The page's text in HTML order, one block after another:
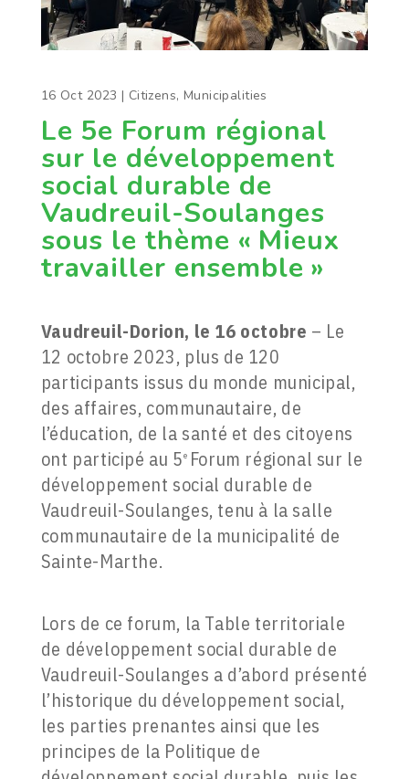
Le 5e Forum régional
sur le développement
social durable de
Vaudreuil-Soulanges
sous le thème « Mieux
travailler ensemble »
16 Oct 2023 | Citizens, Municipalities
Vaudreuil-Dorion, le 16 octobre – Le
12 octobre 2023, plus de 120
participants issus du monde municipal,
des affaires, communautaire, de
l’éducation, de la santé et des citoyens
ont participé au 5e Forum régional sur le
développement social durable de
Vaudreuil-Soulanges, tenu à la salle
communautaire de la municipalité de
Sainte-Marthe.
Lors de ce forum, la Table territoriale
de développement social durable de
Vaudreuil-Soulanges a d’abord présenté
l’historique du développement social,
les parties prenantes ainsi que les
principes de la Politique de